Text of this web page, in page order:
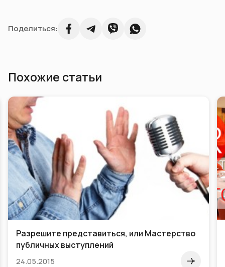
Поделиться:
Похожие статьи
Разрешите представиться, или Мастерство
публичных выступлений
24.05.2015